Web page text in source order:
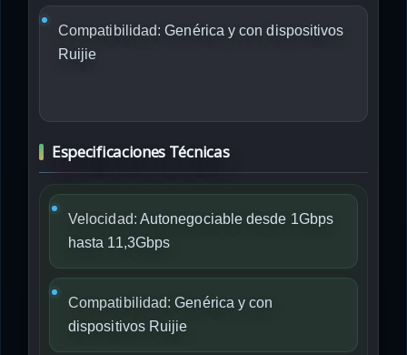
Compatibilidad: Genérica y con dispositivos
Ruijie
Especificaciones Técnicas
Velocidad: Autonegociable desde 1Gbps
hasta 11,3Gbps
Compatibilidad: Genérica y con
dispositivos Ruijie